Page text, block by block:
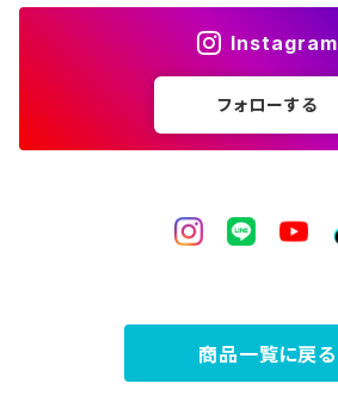
ライフスタイル
Instagram
フォローする
商品一覧に戻る